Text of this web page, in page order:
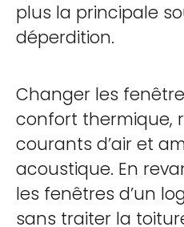
plus la principale
déperdition.
Changer les
confort thermique,
courants d’air et
acoustique. En
les fenêtres d’un
sans traiter la